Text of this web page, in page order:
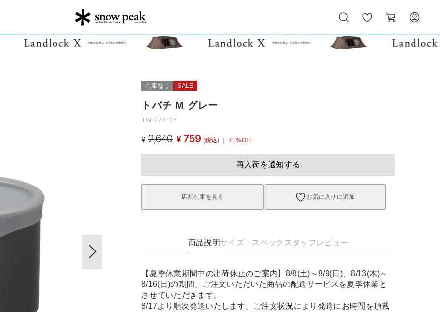
気
に
ー
ト
在庫なし SALE
トバチ M グレー
TW-273-GY
¥ 2,640 ¥ 759 (税込) ｜ 71%OFF
再入荷を通知する
店舗在庫を見る お気に入りに追加
商品説明サイズ・スペック スタッフレビュー
【夏季休業期間中の出荷休止のご案内】8/8(土)～8/9(日)、8/13(木)～
8/16(日)の期間、ご注文いただいた商品の配送サービスを夏季休業と
させていただきます。
8/17より順次発送いたします。ご注文状況により発送にお時間を頂戴